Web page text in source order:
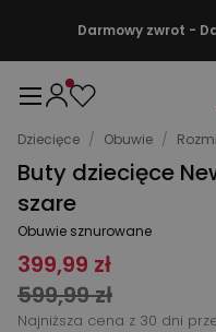
Darmowy zwrot -
Dziecięce / Obuwie /
Buty dziecięce
szare
Obuwie sznurowane
399,99 zł
599,99 zł
Najniższa cena z 30 dni